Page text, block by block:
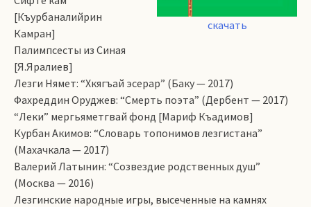
скачать
[Къурбаналийрин
Камран]
Палимпсесты из Синая
[Я.Яралиев]
Лезги Нямет: “Хкягъай эсерар” (Баку — 2017)
Фахреддин Оруджев: “Смерть поэта” (Дербент — 2017)
“Леки” мергьяметгвай фонд [Мариф Къадимов]
Курбан Акимов: “Словарь топонимов лезгистана”
(Махачкала — 2017)
Валерий Латынин: “Созвездие родственных душ”
(Москва — 2016)
Лезгинские народные игры, высеченные на камнях